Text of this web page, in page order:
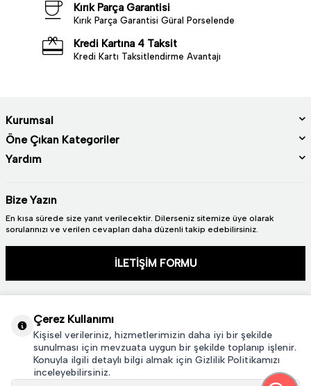
Kırık Parça Garantisi
Kırık Parça Garantisi Güral Porselende
Kredi Kartına 4 Taksit
Kredi Kartı Taksitlendirme Avantajı
Kurumsal
Öne Çıkan Kategoriler
Yardım
Bize Yazın
En kısa sürede size yanıt verilecektir. Dilerseniz sitemize üye olarak
sorularınızı ve verilen cevapları daha düzenli takip edebilirsiniz.
İLETİŞİM FORMU
2024 © TÜM HAKLARI SAKLIDIR. GÜRAL PORSELEN
Çerez Kullanımı
Kişisel verileriniz, hizmetlerimizin daha iyi bir şekilde
sunulması için mevzuata uygun bir şekilde toplanıp işlenir.
Konuyla ilgili detaylı bilgi almak için Gizlilik Politikamızı
inceleyebilirsiniz.